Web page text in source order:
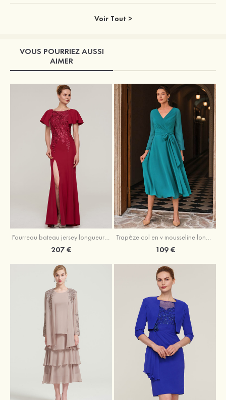
Voir Tout >
VOUS POURRIEZ AUSSI
AIMER
207 € 109 €